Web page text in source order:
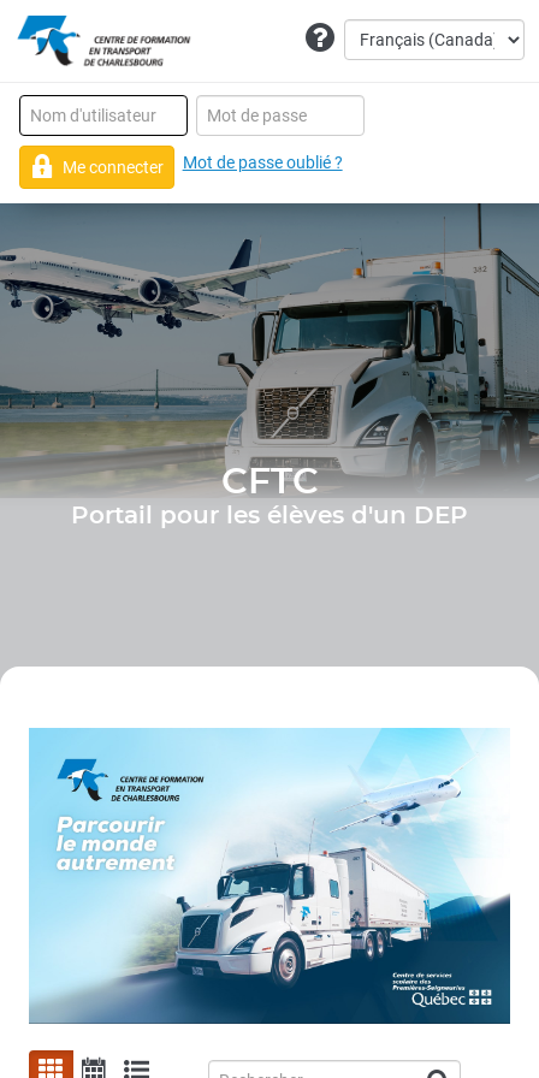
Me connecter Mot de passe oublié ?
CFTC
Portail pour les élèves d'un DEP